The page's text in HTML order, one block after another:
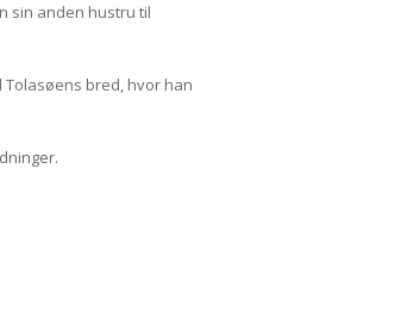
sin anden hustru til
bred, hvor han